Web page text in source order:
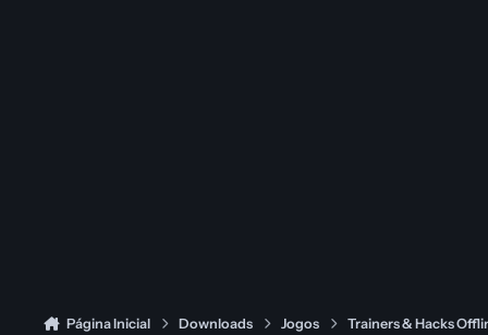
Página Inicial Downloads Jogos Trainers & Hacks